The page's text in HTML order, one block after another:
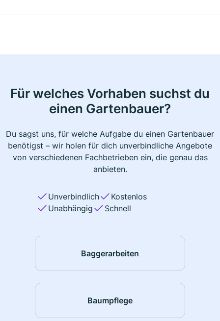
Für welches Vorhaben suchst du
einen Gartenbauer?
Du sagst uns, für welche Aufgabe du einen Gartenbauer
benötigst – wir holen für dich unverbindliche Angebote
von verschiedenen Fachbetrieben ein, die genau das
anbieten.
Unverbindlich
Kostenlos
Unabhängig
Schnell
Baggerarbeiten
Baumpflege